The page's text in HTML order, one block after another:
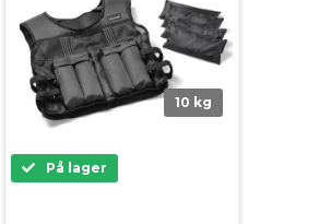
10 kg
På lager